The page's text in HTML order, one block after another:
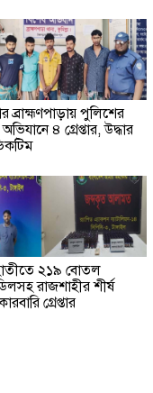
ব্রাহ্মণপাড়ায় পুলিশের
৪ গ্রেপ্তার, উদ্ধার
২১৯ বোতল
রাজশাহীর শীর্ষ
গ্রেপ্তার